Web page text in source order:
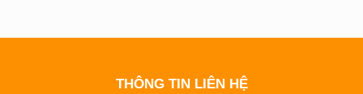
THÔNG TIN LIÊN HỆ